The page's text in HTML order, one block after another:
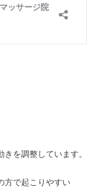
を調整しています。
方で起こりやすい